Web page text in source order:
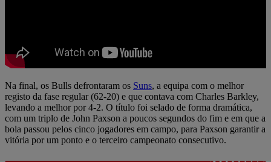
Na final, os Bulls defrontaram os Suns, a equipa com o melhor
registo da fase regular (62-20) e que contava com Charles Barkley,
levando a melhor por 4-2. O título foi selado de forma dramática,
com um triplo de John Paxson a poucos segundos do fim e em que a
bola passou pelos cinco jogadores em campo, para Paxson garantir a
vitória por um ponto e o terceiro campeonato consecutivo.